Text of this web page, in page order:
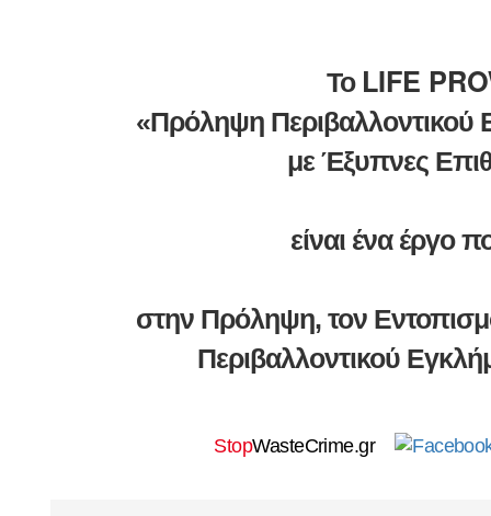
Το LIFE
«Πρόληψη
με Έξυπνες
είναι ένα έργο
στην Πρόληψη, τον
Περιβαλλοντικού
StopWasteCrime.gr